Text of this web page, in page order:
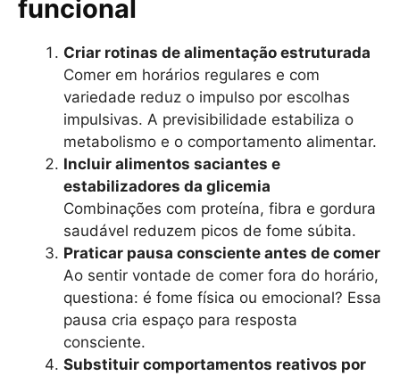
funcional
Criar rotinas de alimentação estruturada
Comer em horários regulares e com
variedade reduz o impulso por escolhas
impulsivas. A previsibilidade estabiliza o
metabolismo e o comportamento alimentar.
Incluir alimentos saciantes e
estabilizadores da glicemia
Combinações com proteína, fibra e gordura
saudável reduzem picos de fome súbita.
Praticar pausa consciente antes de comer
Ao sentir vontade de comer fora do horário,
questiona: é fome física ou emocional? Essa
pausa cria espaço para resposta
consciente.
Substituir comportamentos reativos por